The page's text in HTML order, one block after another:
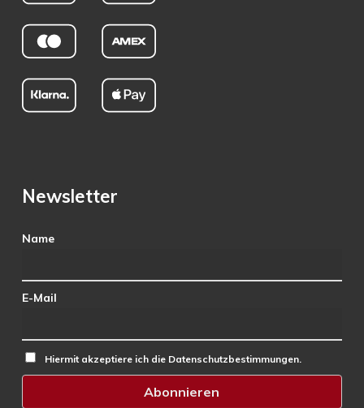
Newsletter
Name
E-Mail
Hiermit akzeptiere ich die Datenschutzbestimmungen.